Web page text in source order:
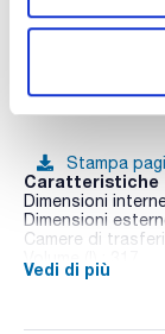
Stampa
Caratteristiche
Dimensioni
Dimensioni
Camere di
Apertura
Vedi di più